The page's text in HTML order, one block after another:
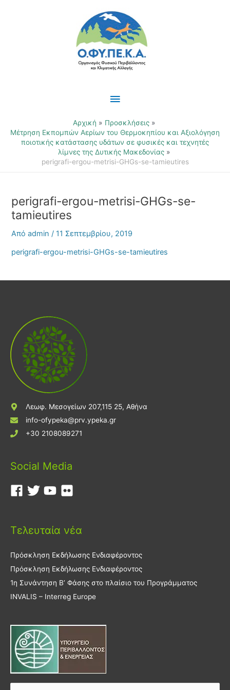
Κύριο
Μενού
Αρχική
Προσκλήσεις
Μέτρηση Εκπομπών Αερίων του Θερμοκηπίου και Αξιολόγηση
ποιοτικής κατάστασης υδάτων σε φυσικές και τεχνητές
λίμνες της Δυτικής Μακεδονίας
perigrafi-ergou-metrisi-GHGs-se-tamieutires
perigrafi-ergou-metrisi-GHGs-se-
tamieutires
Απόadmin/11 Σεπτεμβρίου, 2019
perigrafi-ergou-metrisi-GHGs-se-tamieutires
Λεωφ. Μεσογείων 207,115 25, Αθήνα
info-ofypeka@prv.ypeka.gr
+30 2108089271
Social Media
Τελευταία νέα
Πρόσκληση Εκδήλωσης Ενδιαφέροντος
Πρόσκληση Εκδήλωσης Ενδιαφέροντος
1η Συνάντηση Β’ Φάσης στο πλαίσιο του Προγράμματος
INVALIS – Interreg Europe